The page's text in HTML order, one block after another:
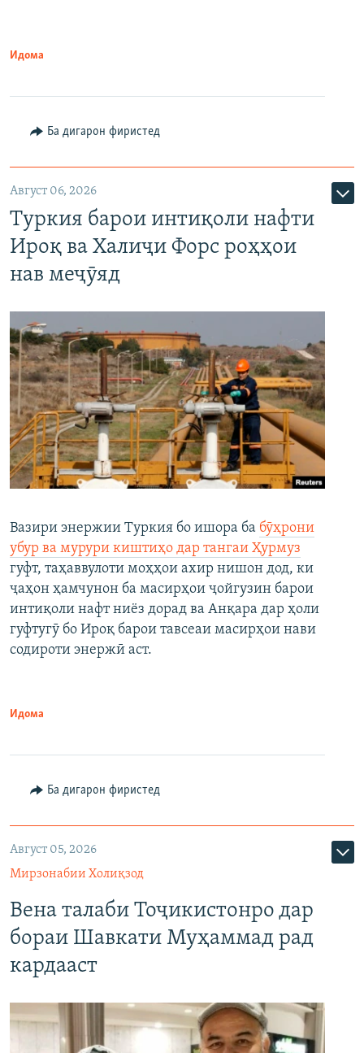
Идома
Ба дигарон фиристед
Август 06, 2026
Туркия барои интиқоли нафти
Ироқ ва Халиҷи Форс роҳҳои
нав меҷӯяд
Вазири энержии Туркия бо ишора ба бӯҳрони
убур ва мурури киштиҳо дар тангаи Ҳурмуз
гуфт, таҳаввулоти моҳҳои ахир нишон дод, ки
ҷаҳон ҳамчунон ба масирҳои ҷойгузин барои
интиқоли нафт ниёз дорад ва Анқара дар ҳоли
гуфтугӯ бо Ироқ барои тавсеаи масирҳои нави
содироти энержӣ аст.
Идома
Ба дигарон фиристед
Август 05, 2026
Мирзонабии Холиқзод
Вена талаби Тоҷикистонро дар
бораи Шавкати Муҳаммад рад
кардааст